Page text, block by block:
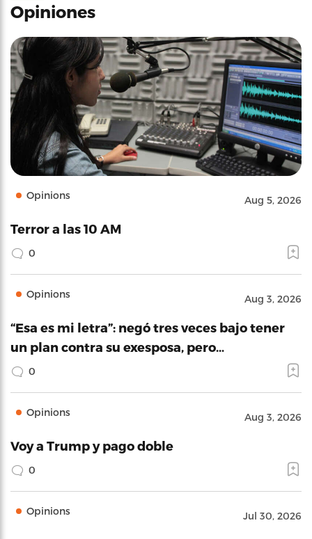
Opiniones
Opinions Aug 5, 2026
Terror a las 10 AM
0
Opinions Aug 3, 2026
“Esa es mi letra”: negó tres veces bajo tener
un plan contra su exesposa, pero…
0
Opinions Aug 3, 2026
Voy a Trump y pago doble
0
Opinions Jul 30, 2026